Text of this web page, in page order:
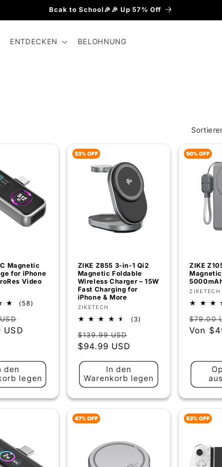
Bcak to School🎉🎉 Up 57% Off
ENTDECKEN BELOHNUNG
Magnetic
for iPhone
Video
(58)
Verkaufspreis
USD
den
legen
ZIKE Z855 3‑in‑1 Qi2
Magnetic Foldable
Wireless Charger – 15W
Fast Charging for
iPhone & More
Anbieter:
ZIKETECH
(3)
Normaler
Preis
$139.99 USD
Verkaufspreis
$94.99 USD
In den
Warenkorb legen
ZIKE
Anbieter:
ZIKETECH
Preis
$79.00
Von